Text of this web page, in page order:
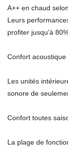
A++ en chaud
Leurs
profiter jusqu'à
Confort acoustique
Les unités
sonore de
Confort toutes
La plage de